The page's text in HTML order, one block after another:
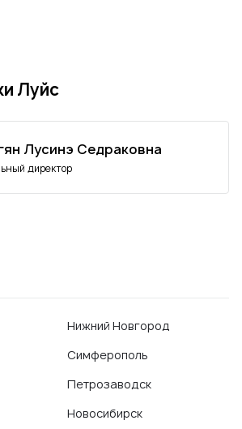
Луйс
Лусинэ Седраковна
директор
Нижний Новгород
Симферополь
Петрозаводск
Новосибирск